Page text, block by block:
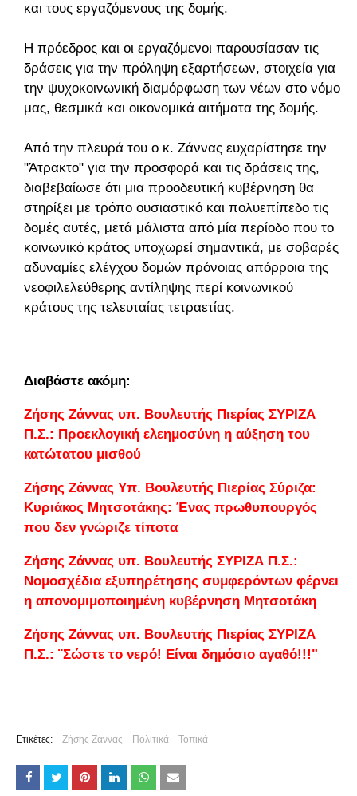
και τους εργαζόμενους της δομής.
Η πρόεδρος και οι εργαζόμενοι παρουσίασαν τις
δράσεις για την πρόληψη εξαρτήσεων, στοιχεία για
την ψυχοκοινωνική διαμόρφωση των νέων στο νόμο
μας, θεσμικά και οικονομικά αιτήματα της δομής.
Από την πλευρά του ο κ. Ζάννας ευχαρίστησε την
"Άτρακτο" για την προσφορά και τις δράσεις της,
διαβεβαίωσε ότι μια προοδευτική κυβέρνηση θα
στηρίξει με τρόπο ουσιαστικό και πολυεπίπεδο τις
δομές αυτές, μετά μάλιστα από μία περίοδο που το
κοινωνικό κράτος υποχωρεί σημαντικά, με σοβαρές
αδυναμίες ελέγχου δομών πρόνοιας απόρροια της
νεοφιλελεύθερης αντίληψης περί κοινωνικού
κράτους της τελευταίας τετραετίας.
Διαβάστε ακόμη:
Ζήσης Ζάννας υπ. Βουλευτής Πιερίας ΣΥΡΙΖΑ
Π.Σ.: Προεκλογική ελεημοσύνη η αύξηση του
κατώτατου μισθού
Ζήσης Ζάννας Υπ. Βουλευτής Πιερίας Σύριζα:
Κυριάκος Μητσοτάκης: Ένας πρωθυπουργός
που δεν γνώριζε τίποτα
Ζήσης Ζάννας υπ. Βουλευτής ΣΥΡΙΖΑ Π.Σ.:
Νομοσχέδια εξυπηρέτησης συμφερόντων φέρνει
η απονομιμοποιημένη κυβέρνηση Μητσοτάκη
Ζήσης Ζάννας υπ. Βουλευτής Πιερίας ΣΥΡΙΖΑ
Π.Σ.: ¨Σώστε το νερό! Είναι δημόσιο αγαθό!!!"
Ετικέτες: Ζήσης Ζάννας Πολιτικά Τοπικά